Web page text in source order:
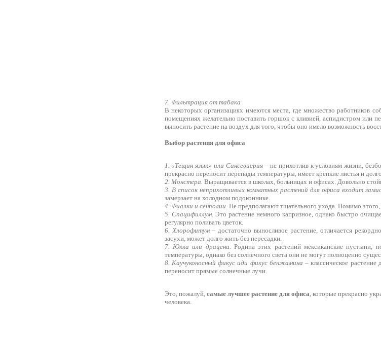
7. Фильтрация от табака
В некоторых организациях имеются места, где множество работников
помещениях желательно поставить горшок с кливией, аспидистром или
выносить растение на воздух для того, чтобы оно имело возможность
Выбор растения для офиса
1. «Тещин язык» или Сансевиерия– не прихотлив к условиям жизни,
прекрасно переносит перепады температуры, имеет крепкие листья и
2. Монстера. Выращивается в школах, больницах и офисах. Довольно
3. В список неприхотливых комнатных растений для офиса входит
замерзает на холодном подоконнике.
4. Фиалки и сенполии. Не предполагают тщательного ухода. Помимо
5. Спацифиллум. Это растение немного капризное, однако быстро
регулярно поливать цветок.
6. Хлорофитум– достаточно выносливое растение, отличается
засухи, может долго жить без пересадки.
7. Юкка или драцена.
Родина этих растений мексиканские пустыни,
температуры, однако без солнечного света они не могут полноценно
8. Каучуконосный фикус иди фикус бенжамина – классическое
переносит прямые солнечные лучи.
Это, пожалуй, самые лучшее растение для офиса, которые прекрасно
человека.